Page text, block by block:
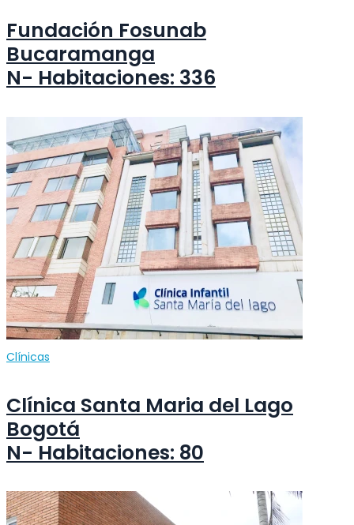
Fundación Fosunab
Bucaramanga
N- Habitaciones: 336
Clínicas
Clínica Santa Maria del Lago
Bogotá
N- Habitaciones: 80